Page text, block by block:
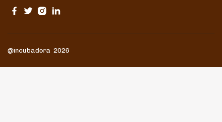
@incubadora 2026